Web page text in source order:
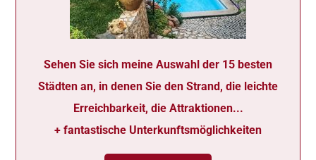
Sehen Sie sich meine Auswahl der 15 besten
Städten an, in denen Sie den Strand, die leichte
Erreichbarkeit, die Attraktionen...
+ fantastische Unterkunftsmöglichkeiten